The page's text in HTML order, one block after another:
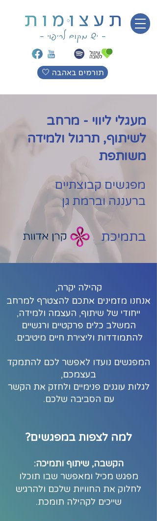
🤍 תורמים באהבה
מעגלי ליווי - מרחב
לשיתוף, תרגול ולמידה
משותפת
מפגשים קבוצתיים
ברעננה וברמת גן
בתמיכת
קהילה יקרה,
אנחנו מזמינים אתכם להצטרף למרחב
ייחודי של שיתוף, העצמה ולמידה,
המשלב כלים פרקטיים ורגשיים
להתמודדות וליצירת חיים מיטיבים.
המפגשים נועדו לאפשר לכם להתמקד
בעצמכם,
לגלות עוגנים פנימיים ולחזק את הקשר
עם הסביבה שלכם.
למה לצפות במפגשים?
הקשבה, שיתוף ותמיכה:
מפגש מכיל ומאפשר שבו תוכלו
לחלוק את החוויות שלכם ולהרגיש
שייכים לקהילה תומכת.